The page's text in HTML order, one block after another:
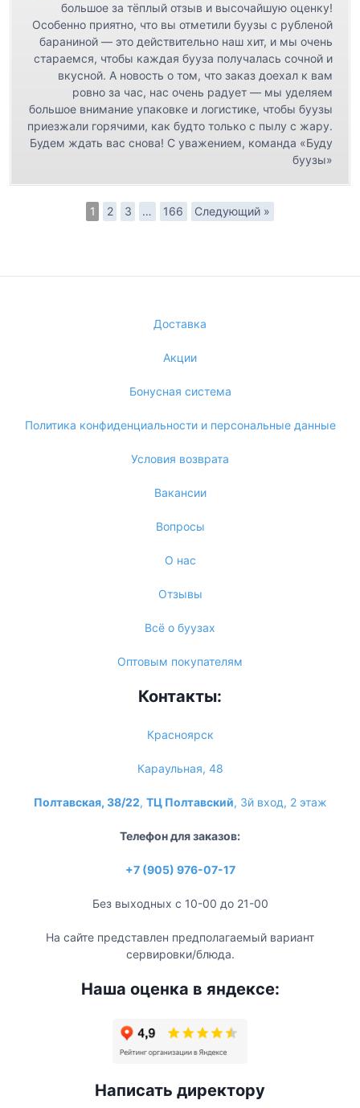
большое за тёплый отзыв и высочайшую оценку!
Особенно приятно, что вы отметили буузы с рубленой
бараниной — это действительно наш хит, и мы очень
стараемся, чтобы каждая бууза получалась сочной и
вкусной. А новость о том, что заказ доехал к вам
ровно за час, нас очень радует — мы уделяем
большое внимание упаковке и логистике, чтобы буузы
приезжали горячими, как будто только с пылу с жару.
Будем ждать вас снова! С уважением, команда «Буду
буузы»
1 2 3 … 166 Следующий »
Доставка
Акции
Бонусная система
Политика конфиденциальности и персональные данные
Условия возврата
Вакансии
Вопросы
О нас
Отзывы
Всё о буузах
Оптовым покупателям
Контакты:
Красноярск
Караульная, 48
Полтавская, 38/22, ТЦ Полтавский, 3й вход, 2 этаж
Телефон для заказов:
+7 (905) 976-07-17
Без выходных с 10-00 до 21-00
На сайте представлен предполагаемый вариант
сервировки/блюда.
Наша оценка в яндексе:
Написать директору